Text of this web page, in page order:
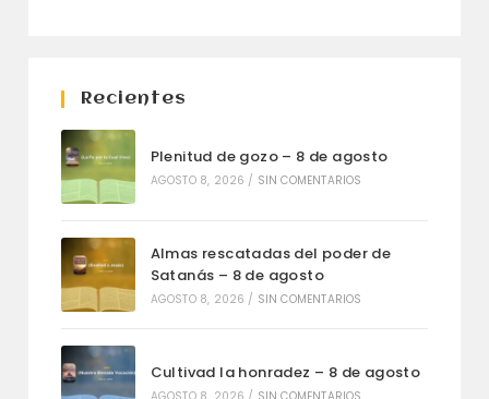
Recientes
Plenitud de gozo – 8 de agosto
AGOSTO 8, 2026 / SIN COMENTARIOS
Almas rescatadas del poder de
Satanás – 8 de agosto
AGOSTO 8, 2026 / SIN COMENTARIOS
Cultivad la honradez – 8 de agosto